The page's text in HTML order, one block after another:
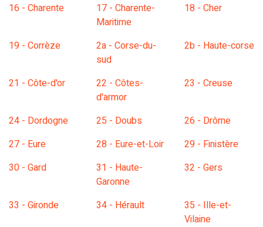
16 - Charente
17 - Charente-
Maritime
18 - Cher
19 - Corrèze
2a - Corse-du-
sud
2b - Haute-corse
21 - Côte-d'or
22 - Côtes-
d'armor
23 - Creuse
24 - Dordogne 25 - Doubs
26 - Drôme
27 - Eure
28 - Eure-et-Loir
29 - Finistère
30 - Gard
31 - Haute-
Garonne
32 - Gers
33 - Gironde 34 - Hérault
35 - Ille-et-
Vilaine